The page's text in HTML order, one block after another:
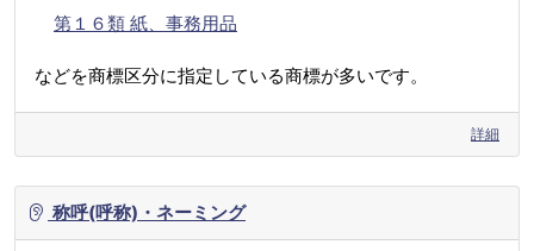
第１６類 紙、事務用品
などを商標区分に指定している商標が多いです。
詳細
称呼(呼称)・ネーミング